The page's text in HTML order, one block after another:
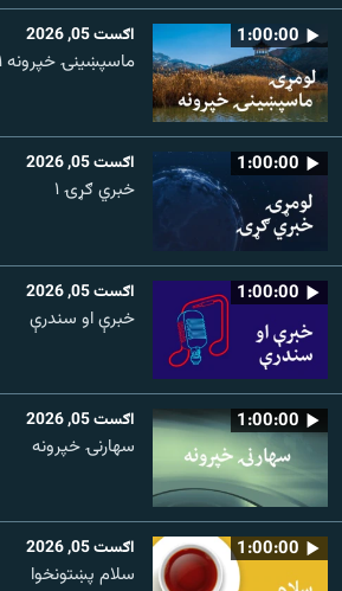
1:00:00 اګست 05, 2026
ماسپښينۍ خپرونه ۱
1:00:00 اګست 05, 2026
خبري ګړۍ ۱
1:00:00 اګست 05, 2026
خبرې او سندرې
1:00:00 اګست 05, 2026
سهارنۍ خپرونه
1:00:00 اګست 05, 2026
سلام پښتونخوا